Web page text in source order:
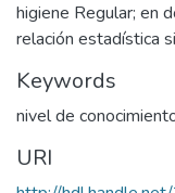
higiene Regular; en
relación estadística
Keywords
nivel de
URI